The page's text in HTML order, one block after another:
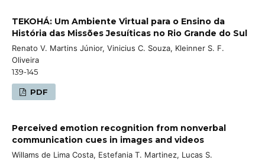
TEKOHÁ: Um Ambiente Virtual para o Ensino da
História das Missões Jesuíticas no Rio Grande do Sul
Renato V. Martins Júnior, Vinicius C. Souza, Kleinner S. F.
Oliveira
139-145
PDF
Perceived emotion recognition from nonverbal
communication cues in images and videos
Willams de Lima Costa, Estefania T. Martinez, Lucas S.